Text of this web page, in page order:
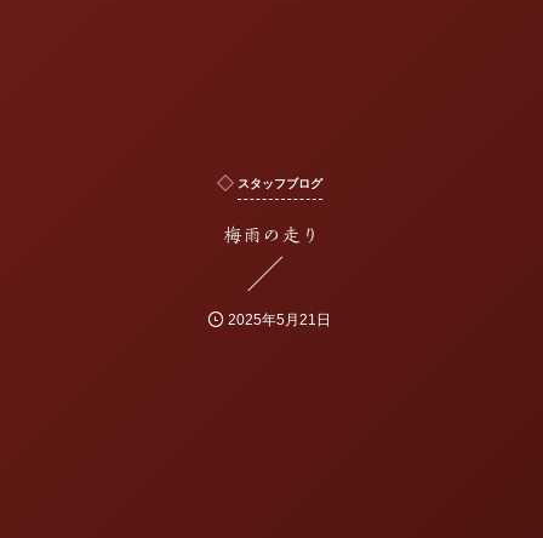
スタッフブログ
梅雨の走り
2025年5月21日